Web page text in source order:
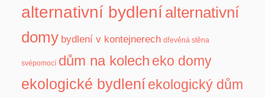
alternativní bydleníalternativní
domy bydlení v kontejnerech dřevěná stěna
svépomocí dům na kolech eko domy
ekologické bydleníekologický dům